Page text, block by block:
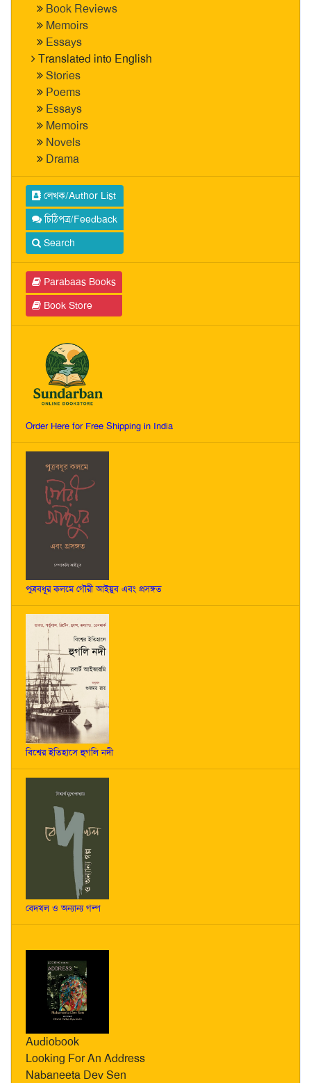
Book Reviews
Memoirs
Essays
Translated into English
Stories
Poems
Essays
Memoirs
Novels
Drama
লেখক/Author List
চিঠিপত্র/Feedback
Search
Parabaas Books
Book Store
Order Here for Free Shipping in India
পুত্রবধূর কলমে গৌরী আইয়ুব এবং প্রসঙ্গত
বিশ্বের ইতিহাসে হুগলি নদী
বেদখল ও অন্যান্য গল্প
Audiobook
Looking For An Address
Nabaneeta Dev Sen